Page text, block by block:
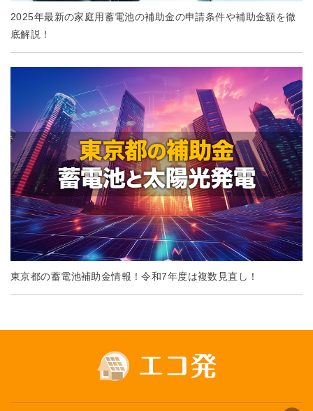
2025年最新の家庭用蓄電池の補助金の申請条件や補助金額を徹
底解説！
東京都の蓄電池補助金情報！令和7年度は複数見直し！